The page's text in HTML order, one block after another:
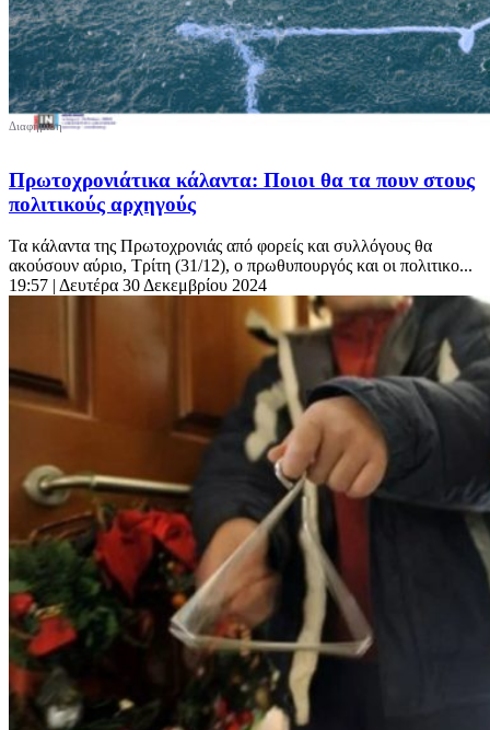
Πρωτοχρονιάτικα κάλαντα: Ποιοι θα τα πουν στους
πολιτικούς αρχηγούς
Τα κάλαντα της Πρωτοχρονιάς από φορείς και συλλόγους θα
ακούσουν αύριο, Τρίτη (31/12), ο πρωθυπουργός και οι πολιτικο...
19:57 | Δευτέρα 30 Δεκεμβρίου 2024